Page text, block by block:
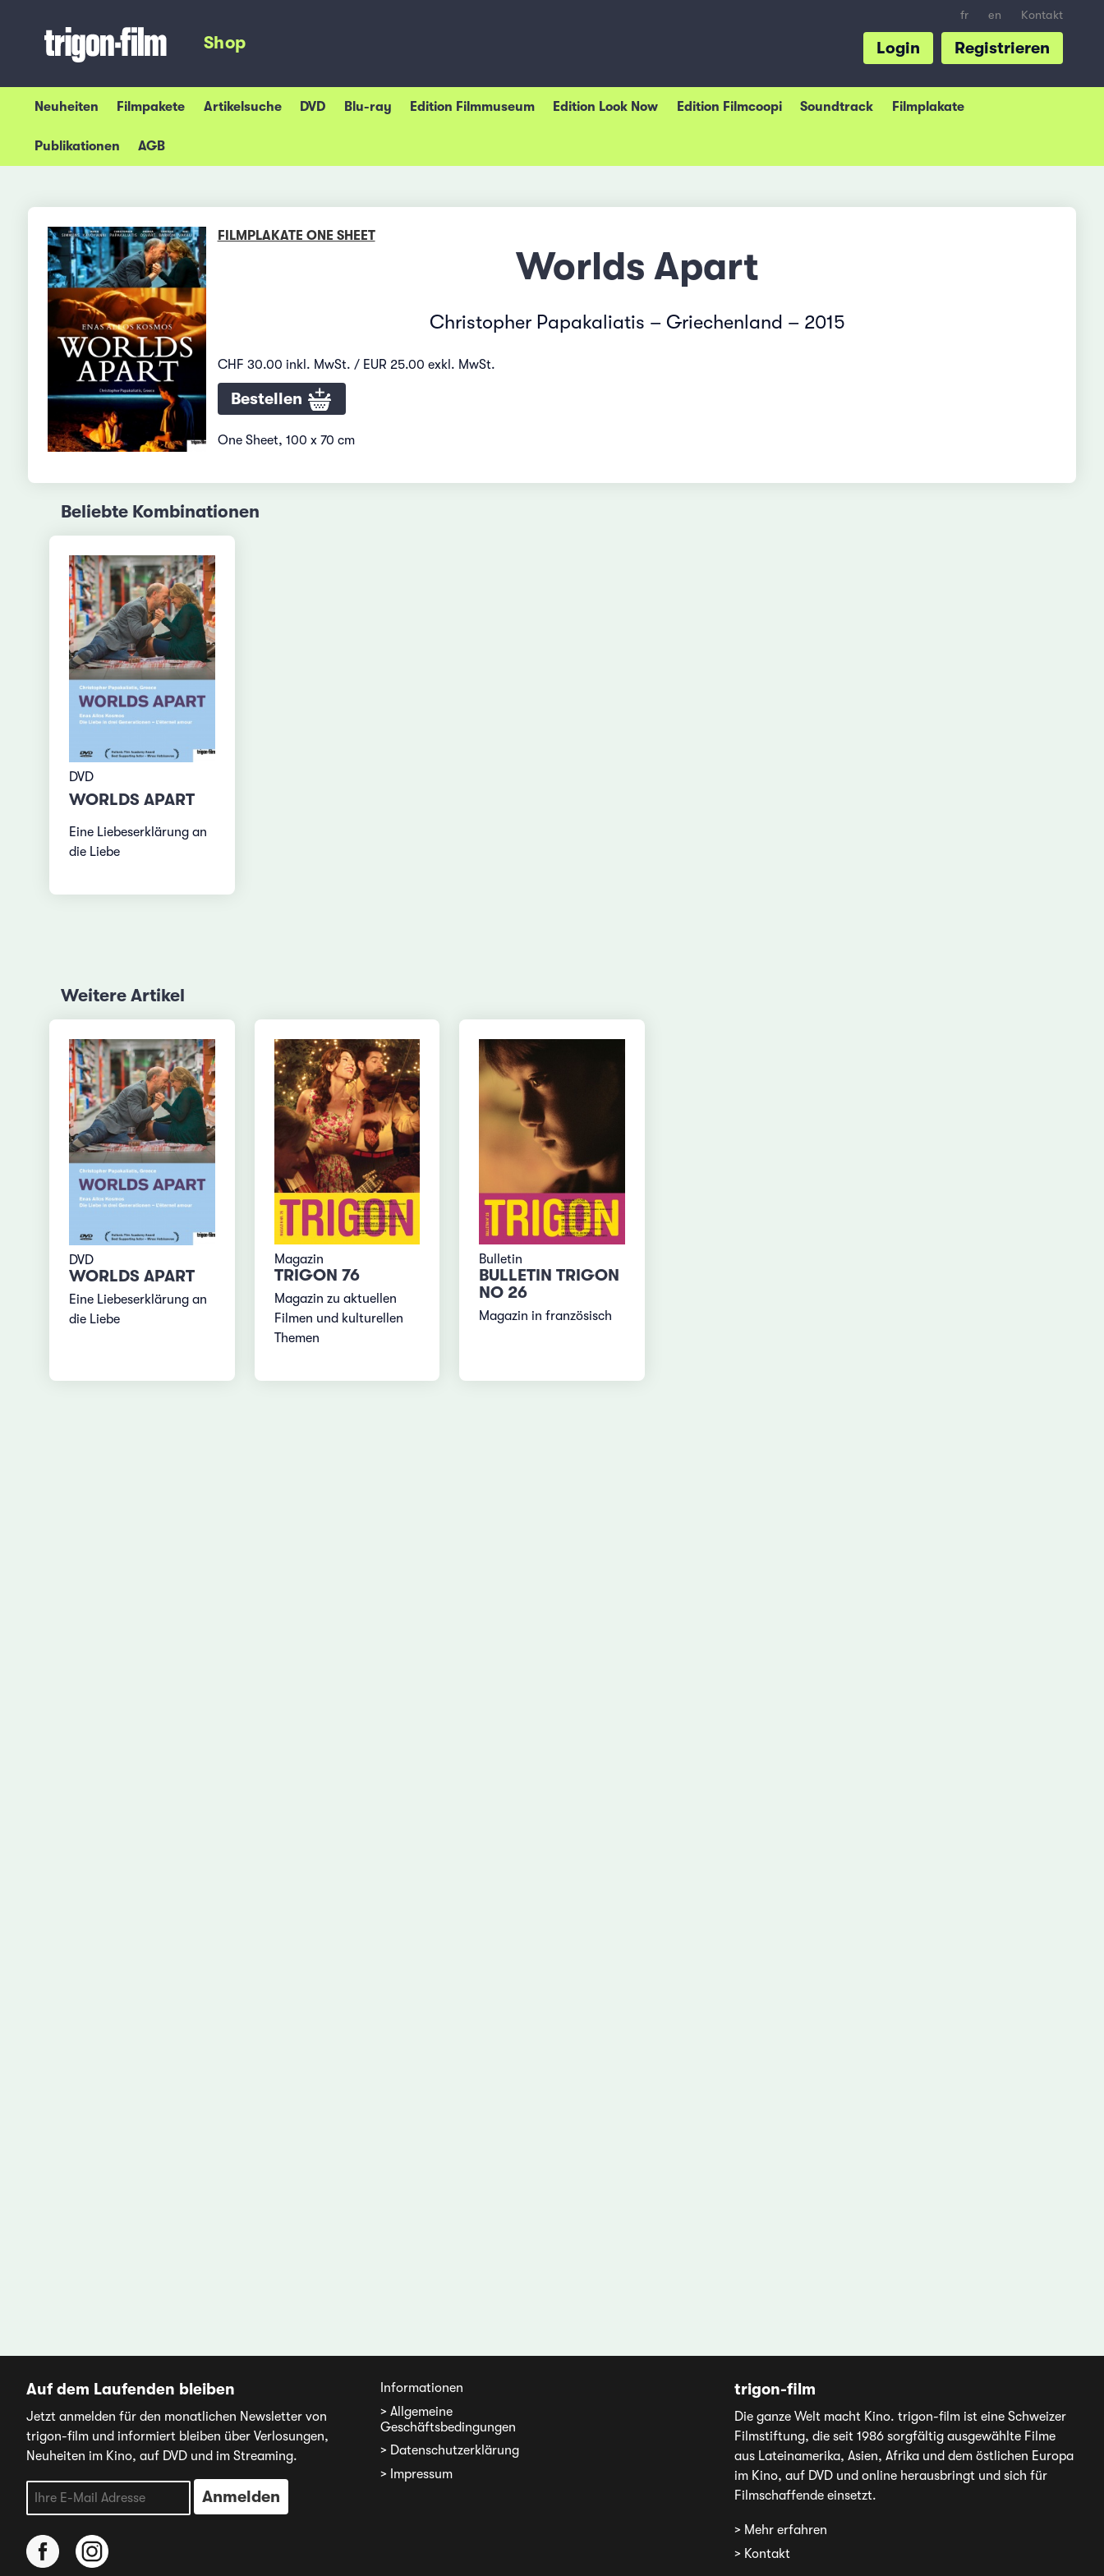
fr en Kontakt
Shop Registrieren
Login
Neuheiten Filmpakete Artikelsuche DVD Blu-ray Edition Filmmuseum Edition Look Now Edition Filmcoopi Soundtrack Filmplakate
Publikationen AGB
FILMPLAKATE ONE SHEET
Worlds Apart
Christopher Papakaliatis – Griechenland – 2015
CHF 30.00 inkl. MwSt. / EUR 25.00 exkl. MwSt.
Bestellen
One Sheet, 100 x 70 cm
Beliebte Kombinationen
DVD
WORLDS APART
Eine Liebeserklärung an
die Liebe
Weitere Artikel
DVD
WORLDS APART
Eine Liebeserklärung an
die Liebe
Magazin
TRIGON 76
Magazin zu aktuellen
Filmen und kulturellen
Themen
Bulletin
BULLETIN TRIGON
NO 26
Magazin in französisch
Auf dem Laufenden bleiben
Jetzt anmelden für den monatlichen Newsletter von
trigon-film und informiert bleiben über Verlosungen,
Neuheiten im Kino, auf DVD und im Streaming.
Informationen
> Allgemeine
Geschäftsbedingungen
> Datenschutzerklärung
> Impressum
trigon-film
Die ganze Welt macht Kino. trigon-film ist eine Schweizer
Filmstiftung, die seit 1986 sorgfältig ausgewählte Filme
aus Lateinamerika, Asien, Afrika und dem östlichen Europa
im Kino, auf DVD und online herausbringt und sich für
Filmschaffende einsetzt.
> Mehr erfahren
> Kontakt